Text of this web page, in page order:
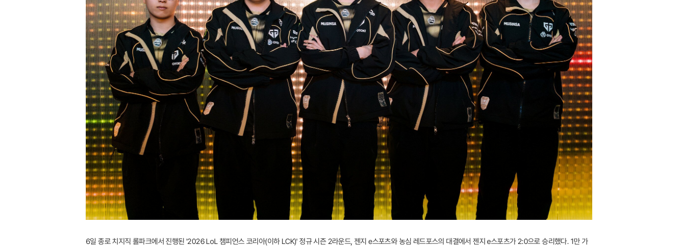
6일 종로 치지직 롤파크에서 진행된 '2026 LoL 챔피언스 코리아(이하 LCK)' 정규 시즌 2라운드, 젠지 e스포츠와 농심 레드포스의 대결에서 젠지 e스포츠가 2:0으로 승리했다. 1만 가